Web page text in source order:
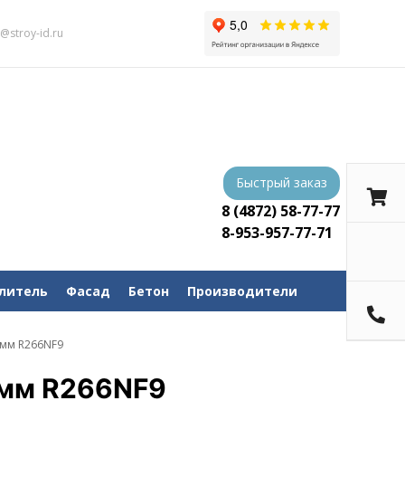
id.ru
Быстрый заказ
8 (4872) 58-77-77
8-953-957-77-71
Фасад Бетон Производители
R266NF9
R266NF9